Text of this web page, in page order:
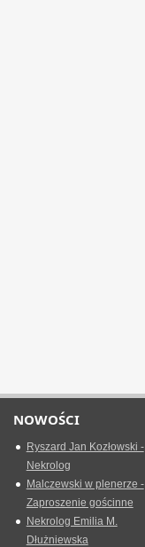
NOWOŚCI
Ryszard Jan Kozłowski -
Nekrolog
Malczewski w plenerze -
Zaproszenie gościnne
Nekrolog Emilia M.
Dłużniewska